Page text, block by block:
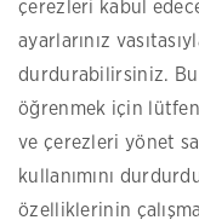
çerezleri kabul
ayarlarınız
durdurabilirsiniz. Bu
öğrenmek için lütfen
ve çerezleri yönet
kullanımını
özelliklerinin